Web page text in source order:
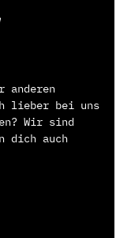
anderen
lieber bei uns
Wir sind
dich auch